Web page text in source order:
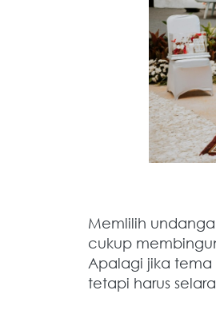
Memlilih
cukup
Apalagi jika
tetapi harus